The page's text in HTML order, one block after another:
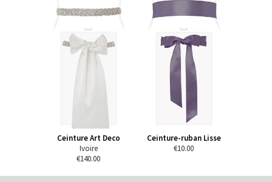
Ceinture Art Deco
Ivoire
€140.00
Ceinture-ruban Lisse
€10.00